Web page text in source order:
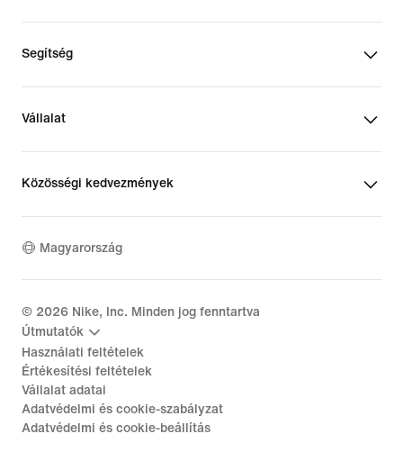
Segítség
Vállalat
Közösségi kedvezmények
Magyarország
© 2026 Nike, Inc. Minden jog fenntartva
Útmutatók
Használati feltételek
Értékesítési feltételek
Vállalat adatai
Adatvédelmi és cookie-szabályzat
Adatvédelmi és cookie-beállítás